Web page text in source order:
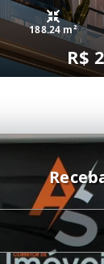
188.24 m²
R$